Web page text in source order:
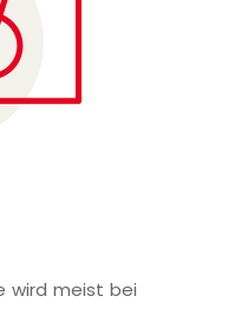
wird meist bei